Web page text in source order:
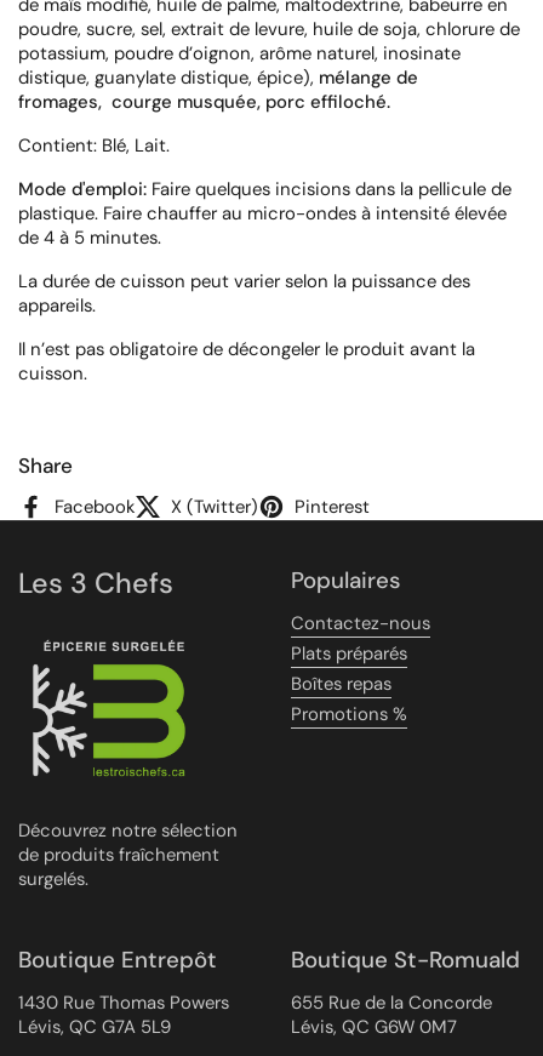
de maïs modifié, huile de palme, maltodextrine, babeurre en
poudre, sucre, sel, extrait de levure, huile de soja, chlorure de
potassium, poudre d’oignon, arôme naturel, inosinate
distique, guanylate distique, épice), mélange de
fromages, courge musquée, porc effiloché.
Contient: Blé, Lait.
Mode d'emploi: Faire quelques incisions dans la pellicule de
plastique. Faire chauffer au micro-ondes à intensité élevée
de 4 à 5 minutes.
La durée de cuisson peut varier selon la puissance des
appareils.
Il n’est pas obligatoire de décongeler le produit avant la
cuisson.
Share
Facebook X (Twitter) Pinterest
Les 3 Chefs
Découvrez notre sélection
de produits fraîchement
surgelés.
Populaires
Contactez-nous
Plats préparés
Boîtes repas
Promotions %
Boutique Entrepôt
1430 Rue Thomas Powers
Lévis, QC G7A 5L9
Boutique St-Romuald
655 Rue de la Concorde
Lévis, QC G6W 0M7